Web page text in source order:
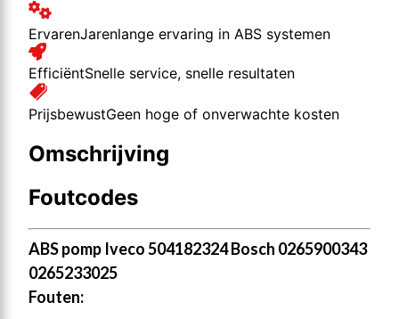
ErvarenJarenlange ervaring in ABS systemen
EfficiëntSnelle service, snelle resultaten
PrijsbewustGeen hoge of onverwachte kosten
Omschrijving
Foutcodes
ABS pomp Iveco 504182324 Bosch 0265900343
0265233025
Fouten: